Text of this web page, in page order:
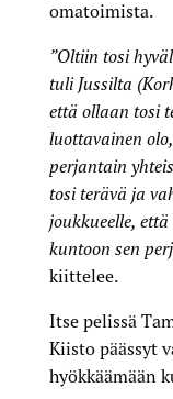
omatoimista.
”Oltiin tosi
tuli Jussilta
että ollaan tosi
luottavainen
perjantain
tosi terävä ja
joukkueelle, että
kuntoon sen
kiittelee.
Itse pelissä
Kiisto päässyt
hyökkäämään